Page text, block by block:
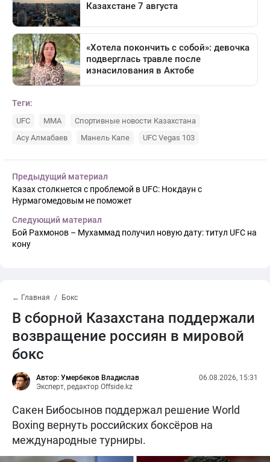
Теги:
UFC ММА
Спортивные новости Казахстана
Асу Алмабаев
Манель Капе UFC Vegas 103
Предыдущий материал
Казах столкнется с проблемой в UFC: Нокдаун с
Нурмагомедовым не поможет
Следующий материал
Бой Рахмонов – Мухаммад получил новую дату: титул UFC на
кону
← Главная Бокс
В сборной Казахстана поддержали
возвращение россиян в мировой
бокс
Автор: Умербеков Владислав
Эксперт, редактор Offside.kz
06.08.2026, 15:31
Сакен Бибосынов поддержал решение World
Boxing вернуть российских боксёров на
международные турниры.